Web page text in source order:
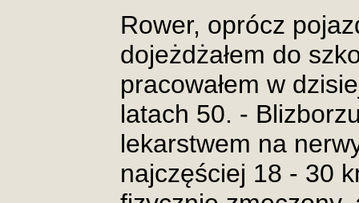
Rower, oprócz
dojeżdżałem do
pracowałem w
latach 50. -
lekarstwem na
najczęściej 18 - 30